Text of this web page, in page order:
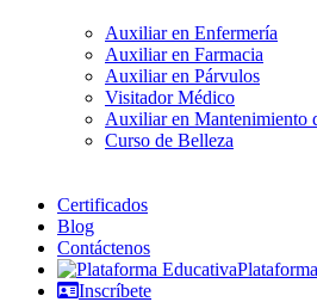
Auxiliar en Enfermería
Auxiliar en Farmacia
Auxiliar en Párvulos
Visitador Médico
Auxiliar en Mantenimiento
Curso de Belleza
Certificados
Blog
Contáctenos
Inscríbete